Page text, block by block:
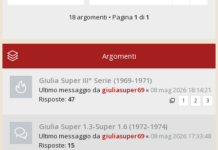
18 argomenti • Pagina 1 di 1
Argomenti
Giulia Super III° Serie (1969-1971)
Ultimo messaggio da giuliasuper69« 08 mag 2026 18:14:21
Risposte: 47 1 2 3
Giulia Super 1.3-Super 1.6 (1972-1974)
Ultimo messaggio da giuliasuper69« 08 mag 2026 17:33:48
Risposte: 15